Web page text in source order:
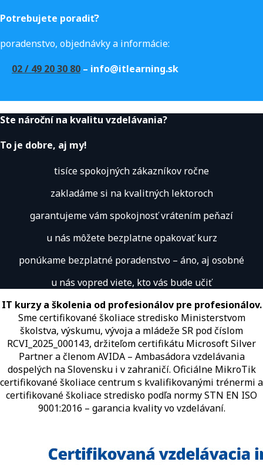
Potrebujete poradiť?
poradenstvo, objednávky a informácie:
02 / 49 20 30 80 – info@itlearning.sk
Ste nároční na kvalitu vzdelávania?
To je dobre, aj my!
tisíce spokojných zákazníkov ročne
zakladáme si na kvalitných lektoroch
garantujeme vám spokojnosť vrátením peňazí
u nás môžete bezplatne opakovať kurz
ponúkame bezplatné poradenstvo – áno, aj osobné
u nás vopred viete, kto vás bude učiť
IT kurzy a školenia od profesionálov pre profesionálov.
Sme certifikované školiace stredisko Ministerstvom
školstva, výskumu, vývoja a mládeže SR pod číslom
RCVI_2025_000143, držiteľom certifikátu Microsoft Silver
Partner a členom AVIDA – Ambasádora vzdelávania
dospelých na Slovensku i v zahraničí.​​​​​​​​​​​​​​​​ Oficiálne MikroTik
certifikované školiace centrum s kvalifikovanými trénermi ​​​​​​​​​​a
certifikované školiace stredisko podľa normy STN EN ISO
9001:2016 – garancia kvality vo vzdelávaní.